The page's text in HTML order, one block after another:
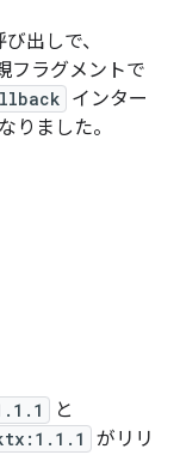
出しで、
フラグメントで
インター
りました。
と
がリリ